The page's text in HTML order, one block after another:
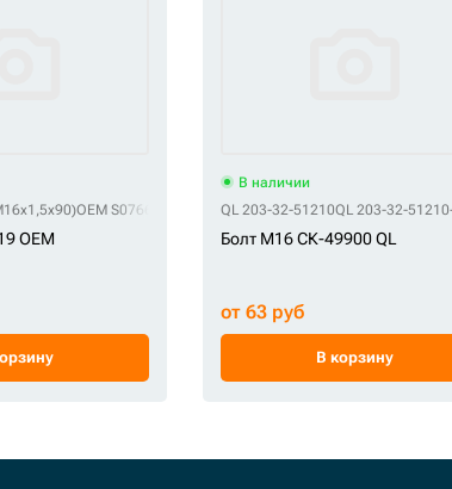
0967074QHD 096-7074 QHD 1316/3812DQHD 1316/3812Z
OEM S0766066 OEM S0766066 (M16x1,5x90)
OEM
В наличии
QL 203-32-51210QL 203-32-
Болт M16 СК-49900 QL
от 63 руб
В корзину